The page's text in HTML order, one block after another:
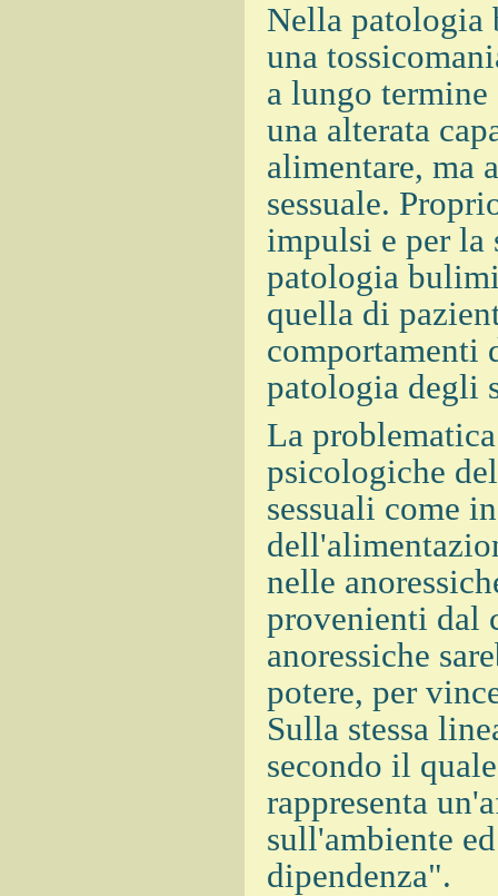
Nella patologia
una
a lungo termine
una alterata
alimentare, ma
sessuale.
impulsi e per
patologia
quella di
comportamenti
patologia degli
La
psicologiche
sessuali come
nelle
provenienti dal
anoressiche
potere, per
Sulla stessa
secondo il
rappresenta
sull'ambiente
dipendenza".